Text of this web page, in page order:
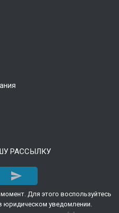
РАССЫЛКУ

Для этого воспользуйтесь
уведомлении.